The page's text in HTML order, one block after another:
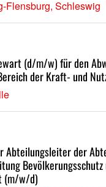
Flensburg, Schleswig
(d/m/w) für den
der Kraft- und
der
(m/w/d)